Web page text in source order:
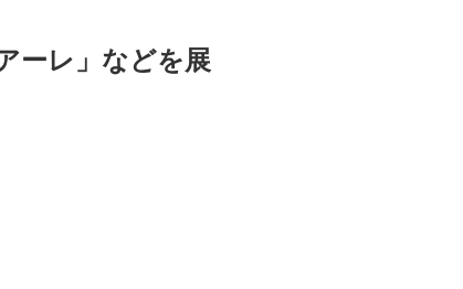
ーレ」などを展